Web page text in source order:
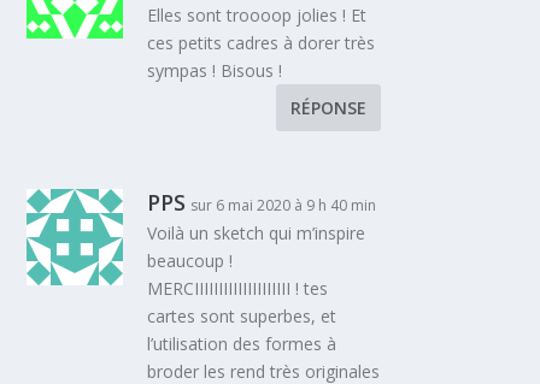
Elles sont troooop jolies ! Et
ces petits cadres à dorer très
sympas ! Bisous !
RÉPONSE
PPS sur 6 mai 2020 à 9 h 40 min
Voilà un sketch qui m’inspire
beaucoup !
MERCIIIIIIIIIIIIIIIIIIII ! tes
cartes sont superbes, et
l’utilisation des formes à
broder les rend très originales